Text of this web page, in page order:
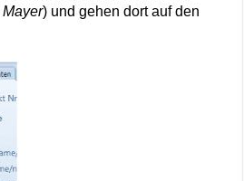
) und gehen dort auf den